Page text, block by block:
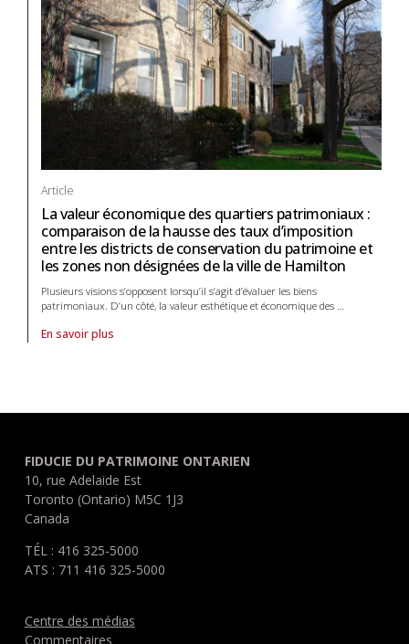
Article
La valeur économique des quartiers patrimoniaux :
comparaison de la hausse des taux d’imposition
entre les districts de conservation du patrimoine et
les zones non désignées de la ville de Hamilton
Plusieurs visions s’opposent lorsqu’il s’agit d’évaluer les biens
patrimoniaux. D’un côté, la valeur esthétique et économique des …
En savoir plus
À propos de article La valeur économique des quartiers
FIDUCIE DU PATRIMOINE ONTARIEN
10, rue Adelaide Est
Toronto (Ontario) M5C 1J3
Canada
TÉL : 416 325-5000
ATS : 711 416 325-5000
Centre des médias
Commentaires